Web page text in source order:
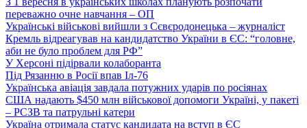
переважно очне навчання – ОП
Українські військові вийшли з Сєвєродонецька – журналіст
Кремль відреагував на кандидатство України в ЄС: “головне,
аби не було проблем для РФ”
У Херсоні підірвали колаборанта
Під Рязанню в Росії впав Іл-76
Українська авіація завдала потужних ударів по росіянах
США надають $450 млн військової допомоги Україні, у пакеті
– РСЗВ та патрульні катери
Україна отримала статус кандидата на вступ в ЄС